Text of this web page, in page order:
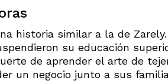
historia similar a la de
su educación
de aprender el arte de
un negocio junto a sus